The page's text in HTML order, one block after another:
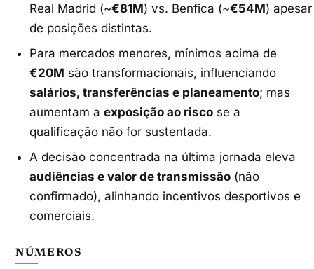
Real Madrid (~€81M) vs. Benfica (~€54M) apesar
de posições distintas.
Para mercados menores, mínimos acima de
€20M são transformacionais, influenciando
salários, transferências e planeamento; mas
aumentam aexposição ao risco se a
qualificação não for sustentada.
A decisão concentrada na última jornada eleva
audiências e valor de transmissão (não
confirmado), alinhando incentivos desportivos e
comerciais.
NÚMEROS